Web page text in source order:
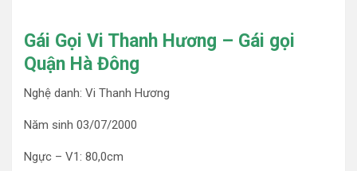
Gái Gọi Vi Thanh Hương – Gái gọi
Quận Hà Đông
Nghệ danh: Vi Thanh Hương
Năm sinh 03/07/2000
Ngực – V1: 80,0cm